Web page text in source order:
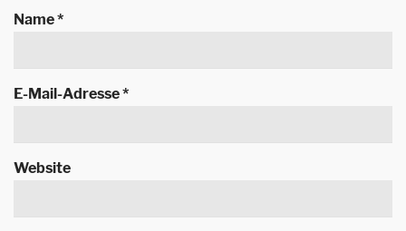
Name*
E-Mail-Adresse*
Website